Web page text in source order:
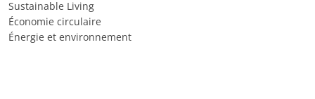
Sustainable Living
Économie circulaire
Énergie et environnement